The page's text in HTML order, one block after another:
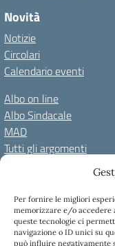
Per fornire le migliori
memorizzare e/o accedere
queste tecnologie ci
navigazione o ID unici su
può influire negativamente
Novità
Notizie
Circolari
Calendario eventi
Albo on line
Albo Sindacale
MAD
Tutti gli argomenti
Amm. Trasparente
Spazio repository
Cookie Policy